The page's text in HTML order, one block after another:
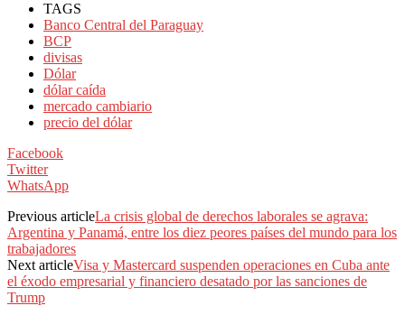
TAGS
Banco Central del Paraguay
BCP
divisas
Dólar
dólar caída
mercado cambiario
precio del dólar
Facebook
Twitter
WhatsApp
Previous articleLa crisis global de derechos laborales se agrava:
Argentina y Panamá, entre los diez peores países del mundo para los
trabajadores
Next articleVisa y Mastercard suspenden operaciones en Cuba ante
el éxodo empresarial y financiero desatado por las sanciones de
Trump